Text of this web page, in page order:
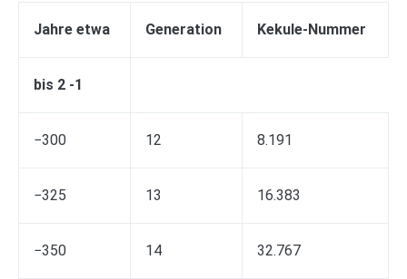
Jahre etwa Generation Kekule-Nummer
bis 2 -1
−300 12 8.191
−325 13 16.383
−350 14 32.767